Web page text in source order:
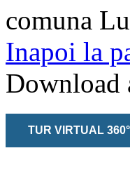
comuna
Inapoi la
Download
TUR VIRTUAL 360°